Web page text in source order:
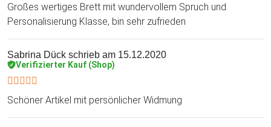
Großes wertiges Brett mit wundervollem Spruch und
Personalisierung Klasse, bin sehr zufrieden
Sabrina Dück schrieb am 15.12.2020
Verifizierter Kauf (Shop)
Schöner Artikel mit persönlicher Widmung